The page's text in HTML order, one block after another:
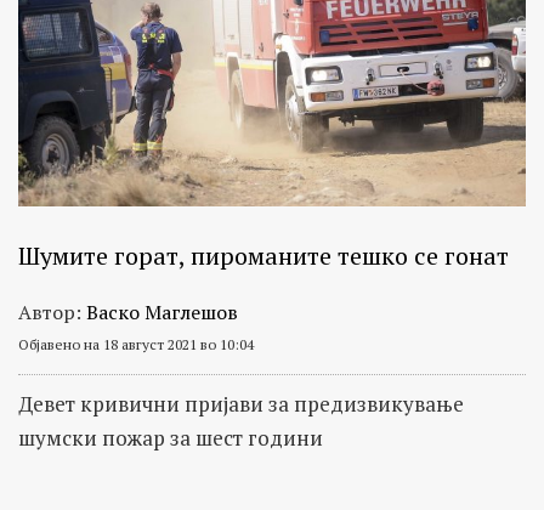
и
истраги
за
можни
злоупотреби.
Истражувањата
БИРН
се
темелат
исклучиво
на
проверени
Шумите горат, пироманите тешко се гонат
Автор: Васко Маглешов
Објавено на 18 август 2021 во 10:04
Девет кривични пријави за предизвикување
шумски пожар за шест години